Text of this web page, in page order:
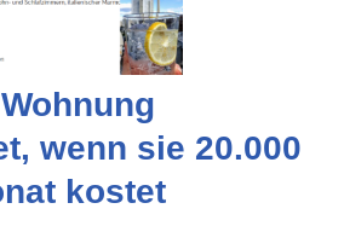
wenn sie 20.000
kostet